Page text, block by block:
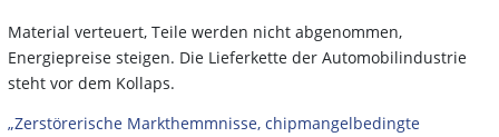
Material verteuert, Teile werden nicht abgenommen,
Energiepreise steigen. Die Lieferkette der Automobilindustrie
steht vor dem Kollaps.
„Zerstörerische Markthemmnisse, chipmangelbedingte